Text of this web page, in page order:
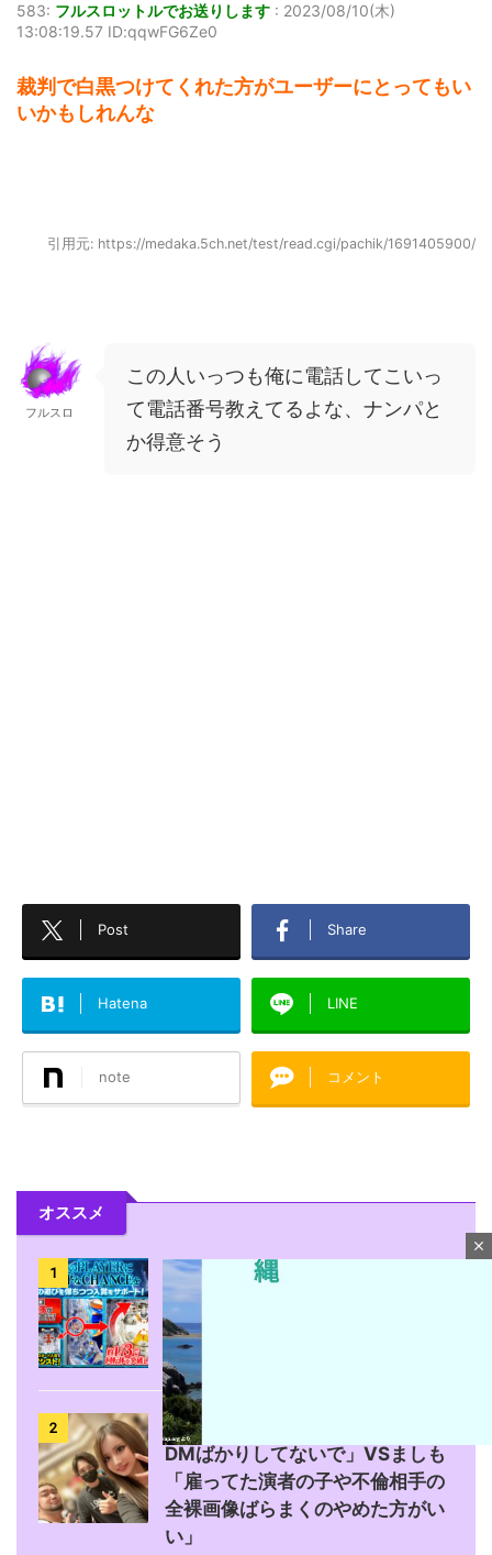
583: フルスロットルでお送りします : 2023/08/10(木)
13:08:19.57 ID:qqwFG6Ze0
裁判で白黒つけてくれた方がユーザーにとってもい
いかもしれんな
引用元: https://medaka.5ch.net/test/read.cgi/pachik/1691405900/
フルスロ
この人いっつも俺に電話してこいっ
て電話番号教えてるよな、ナンパと
か得意そう
Post Share
Hatena LINE
note コメント
オススメ
1
【攻略法？】eSAO夜空回転体狙
い打ち「SAOアリス打法」を試し
た人が22-23回はいくらしい
2
【勃発】シバター「競艇選手と
DMばかりしてないで」VSましも
「雇ってた演者の子や不倫相手の
全裸画像ばらまくのやめた方がい
い」
close
M